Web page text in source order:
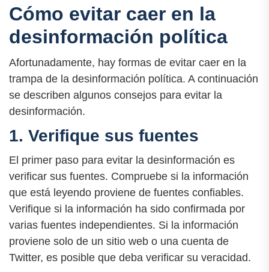
Cómo evitar caer en la
desinformación política
Afortunadamente, hay formas de evitar caer en la
trampa de la desinformación política. A continuación
se describen algunos consejos para evitar la
desinformación.
1. Verifique sus fuentes
El primer paso para evitar la desinformación es
verificar sus fuentes. Compruebe si la información
que está leyendo proviene de fuentes confiables.
Verifique si la información ha sido confirmada por
varias fuentes independientes. Si la información
proviene solo de un sitio web o una cuenta de
Twitter, es posible que deba verificar su veracidad.